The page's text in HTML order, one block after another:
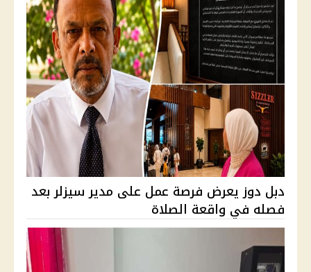
دبل دوز يعرض فرصة عمل على مدير سيزلر بعد
فصله في واقعة الصلاة